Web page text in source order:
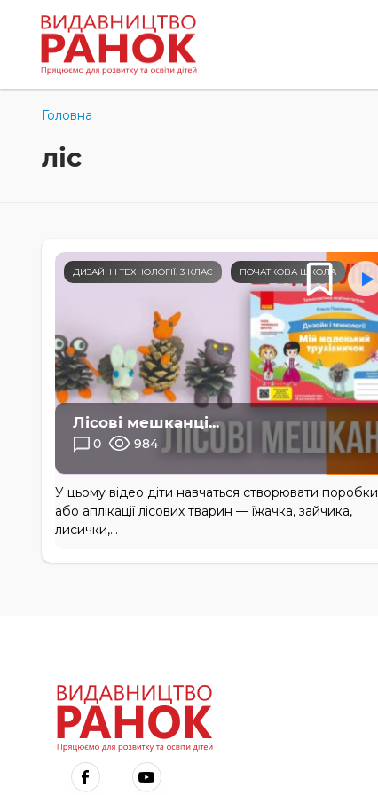
Головна
ліс
ДИЗАЙН І ТЕХНОЛОГІЇ. 3 КЛАС ПОЧАТКОВА ШКОЛА
Лісові мешканці...
0 984
У цьому відео діти навчаться створювати поробки
або аплікації лісових тварин — їжачка, зайчика,
лисички,...